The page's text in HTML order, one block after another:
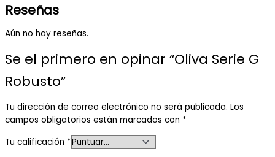
Reseñas
Aún no hay reseñas.
Se el primero en opinar “Oliva Serie G
Robusto”
Tu dirección de correo electrónico no será publicada. Los
campos obligatorios están marcados con *
Tu calificación *